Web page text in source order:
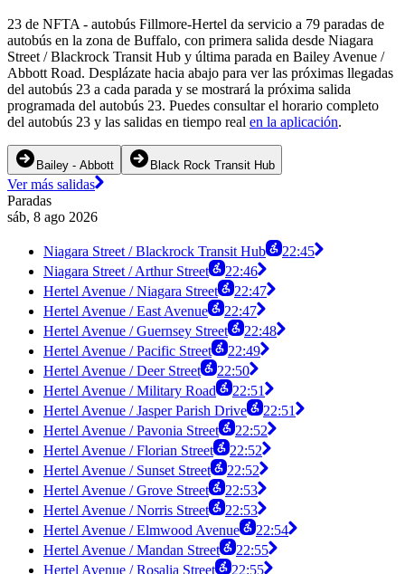
23 de NFTA - autobús Fillmore-Hertel da servicio a 79 paradas de
autobús en la zona de Buffalo, con primera salida desde Niagara
Street / Blackrock Transit Hub y última parada en Bailey Avenue /
Abbott Road. Desplázate hacia abajo para ver las próximas llegadas
del autobús 23 a cada parada y se mostrará la próxima salida
programada del autobús 23. Puedes consultar el horario completo
del autobús 23 y las salidas en tiempo real en la aplicación.
Bailey - Abbott Black Rock Transit Hub
Ver más salidas
Paradas
sáb, 8 ago 2026
Niagara Street / Blackrock Transit Hub
22:45
Niagara Street / Arthur Street
22:46
Hertel Avenue / Niagara Street
22:47
Hertel Avenue / East Avenue
22:47
Hertel Avenue / Guernsey Street
22:48
Hertel Avenue / Pacific Street
22:49
Hertel Avenue / Deer Street
22:50
Hertel Avenue / Military Road
22:51
Hertel Avenue / Jasper Parish Drive
22:51
Hertel Avenue / Pavonia Street
22:52
Hertel Avenue / Florian Street
22:52
Hertel Avenue / Sunset Street
22:52
Hertel Avenue / Grove Street
22:53
Hertel Avenue / Norris Street
22:53
Hertel Avenue / Elmwood Avenue
22:54
Hertel Avenue / Mandan Street
22:55
Hertel Avenue / Rosalia Street
22:55